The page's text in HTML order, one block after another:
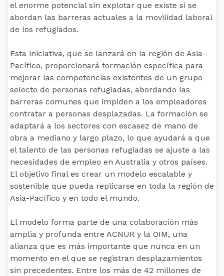
el enorme potencial sin explotar que existe si se
abordan las barreras actuales a la movilidad laboral
de los refugiados.
Esta iniciativa, que se lanzará en la región de Asia-
Pacífico, proporcionará formación específica para
mejorar las competencias existentes de un grupo
selecto de personas refugiadas, abordando las
barreras comunes que impiden a los empleadores
contratar a personas desplazadas. La formación se
adaptará a los sectores con escasez de mano de
obra a mediano y largo plazo, lo que ayudará a que
el talento de las personas refugiadas se ajuste a las
necesidades de empleo en Australia y otros países.
El objetivo final es crear un modelo escalable y
sostenible que pueda replicarse en toda la región de
Asia-Pacífico y en todo el mundo.
El modelo forma parte de una colaboración más
amplia y profunda entre ACNUR y la OIM, una
alianza que es más importante que nunca en un
momento en el que se registran desplazamientos
sin precedentes. Entre los más de 42 millones de